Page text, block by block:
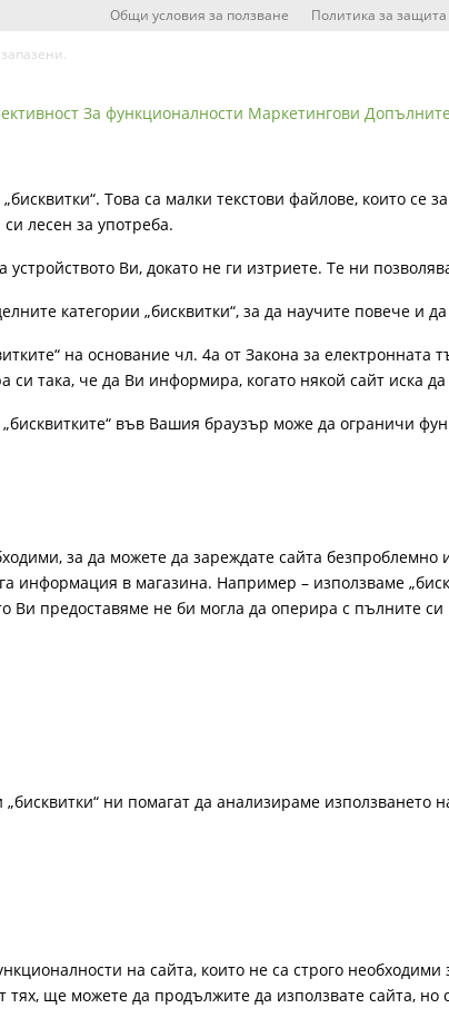
Общи условия за ползване Политика за
За функционалности Маркетингови
Това са малки текстови файлове, които
лесен за употреба.
устройството Ви, докато не ги изтриете. Те ни
категории „бисквитки“, за да научите повече и
на основание чл. 4а от Закона за електронната
си така, че да Ви информира, когато някой сайт иска
във Вашия браузър може да ограничи
за да можете да зареждате сайта
информация в магазина. Например – използваме
Ви предоставяме не би могла да оперира с пълните
„бисквитки“ ни помагат да анализираме
на сайта, които не са строго
тях, ще можете да продължите да използвате сайта,